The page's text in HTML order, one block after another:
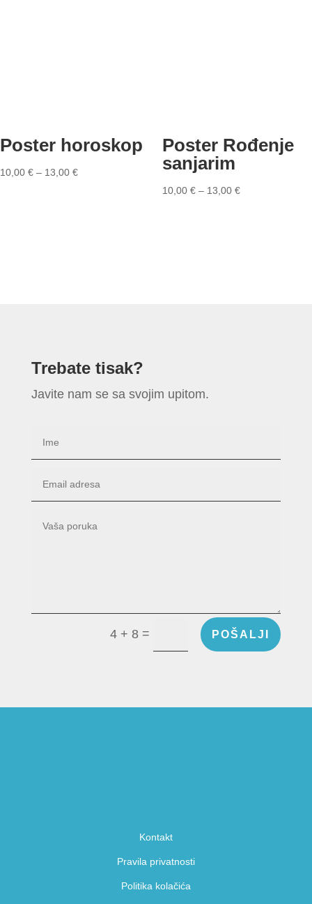
Poster horoskop
10,00 € – 13,00 €
Poster Rođenje
sanjarim
10,00 €– 13,00 €
Trebate tisak?
Javite nam se sa svojim upitom.
4 + 8 = POŠALJI
Kontakt
Pravila privatnosti
Politika kolačića